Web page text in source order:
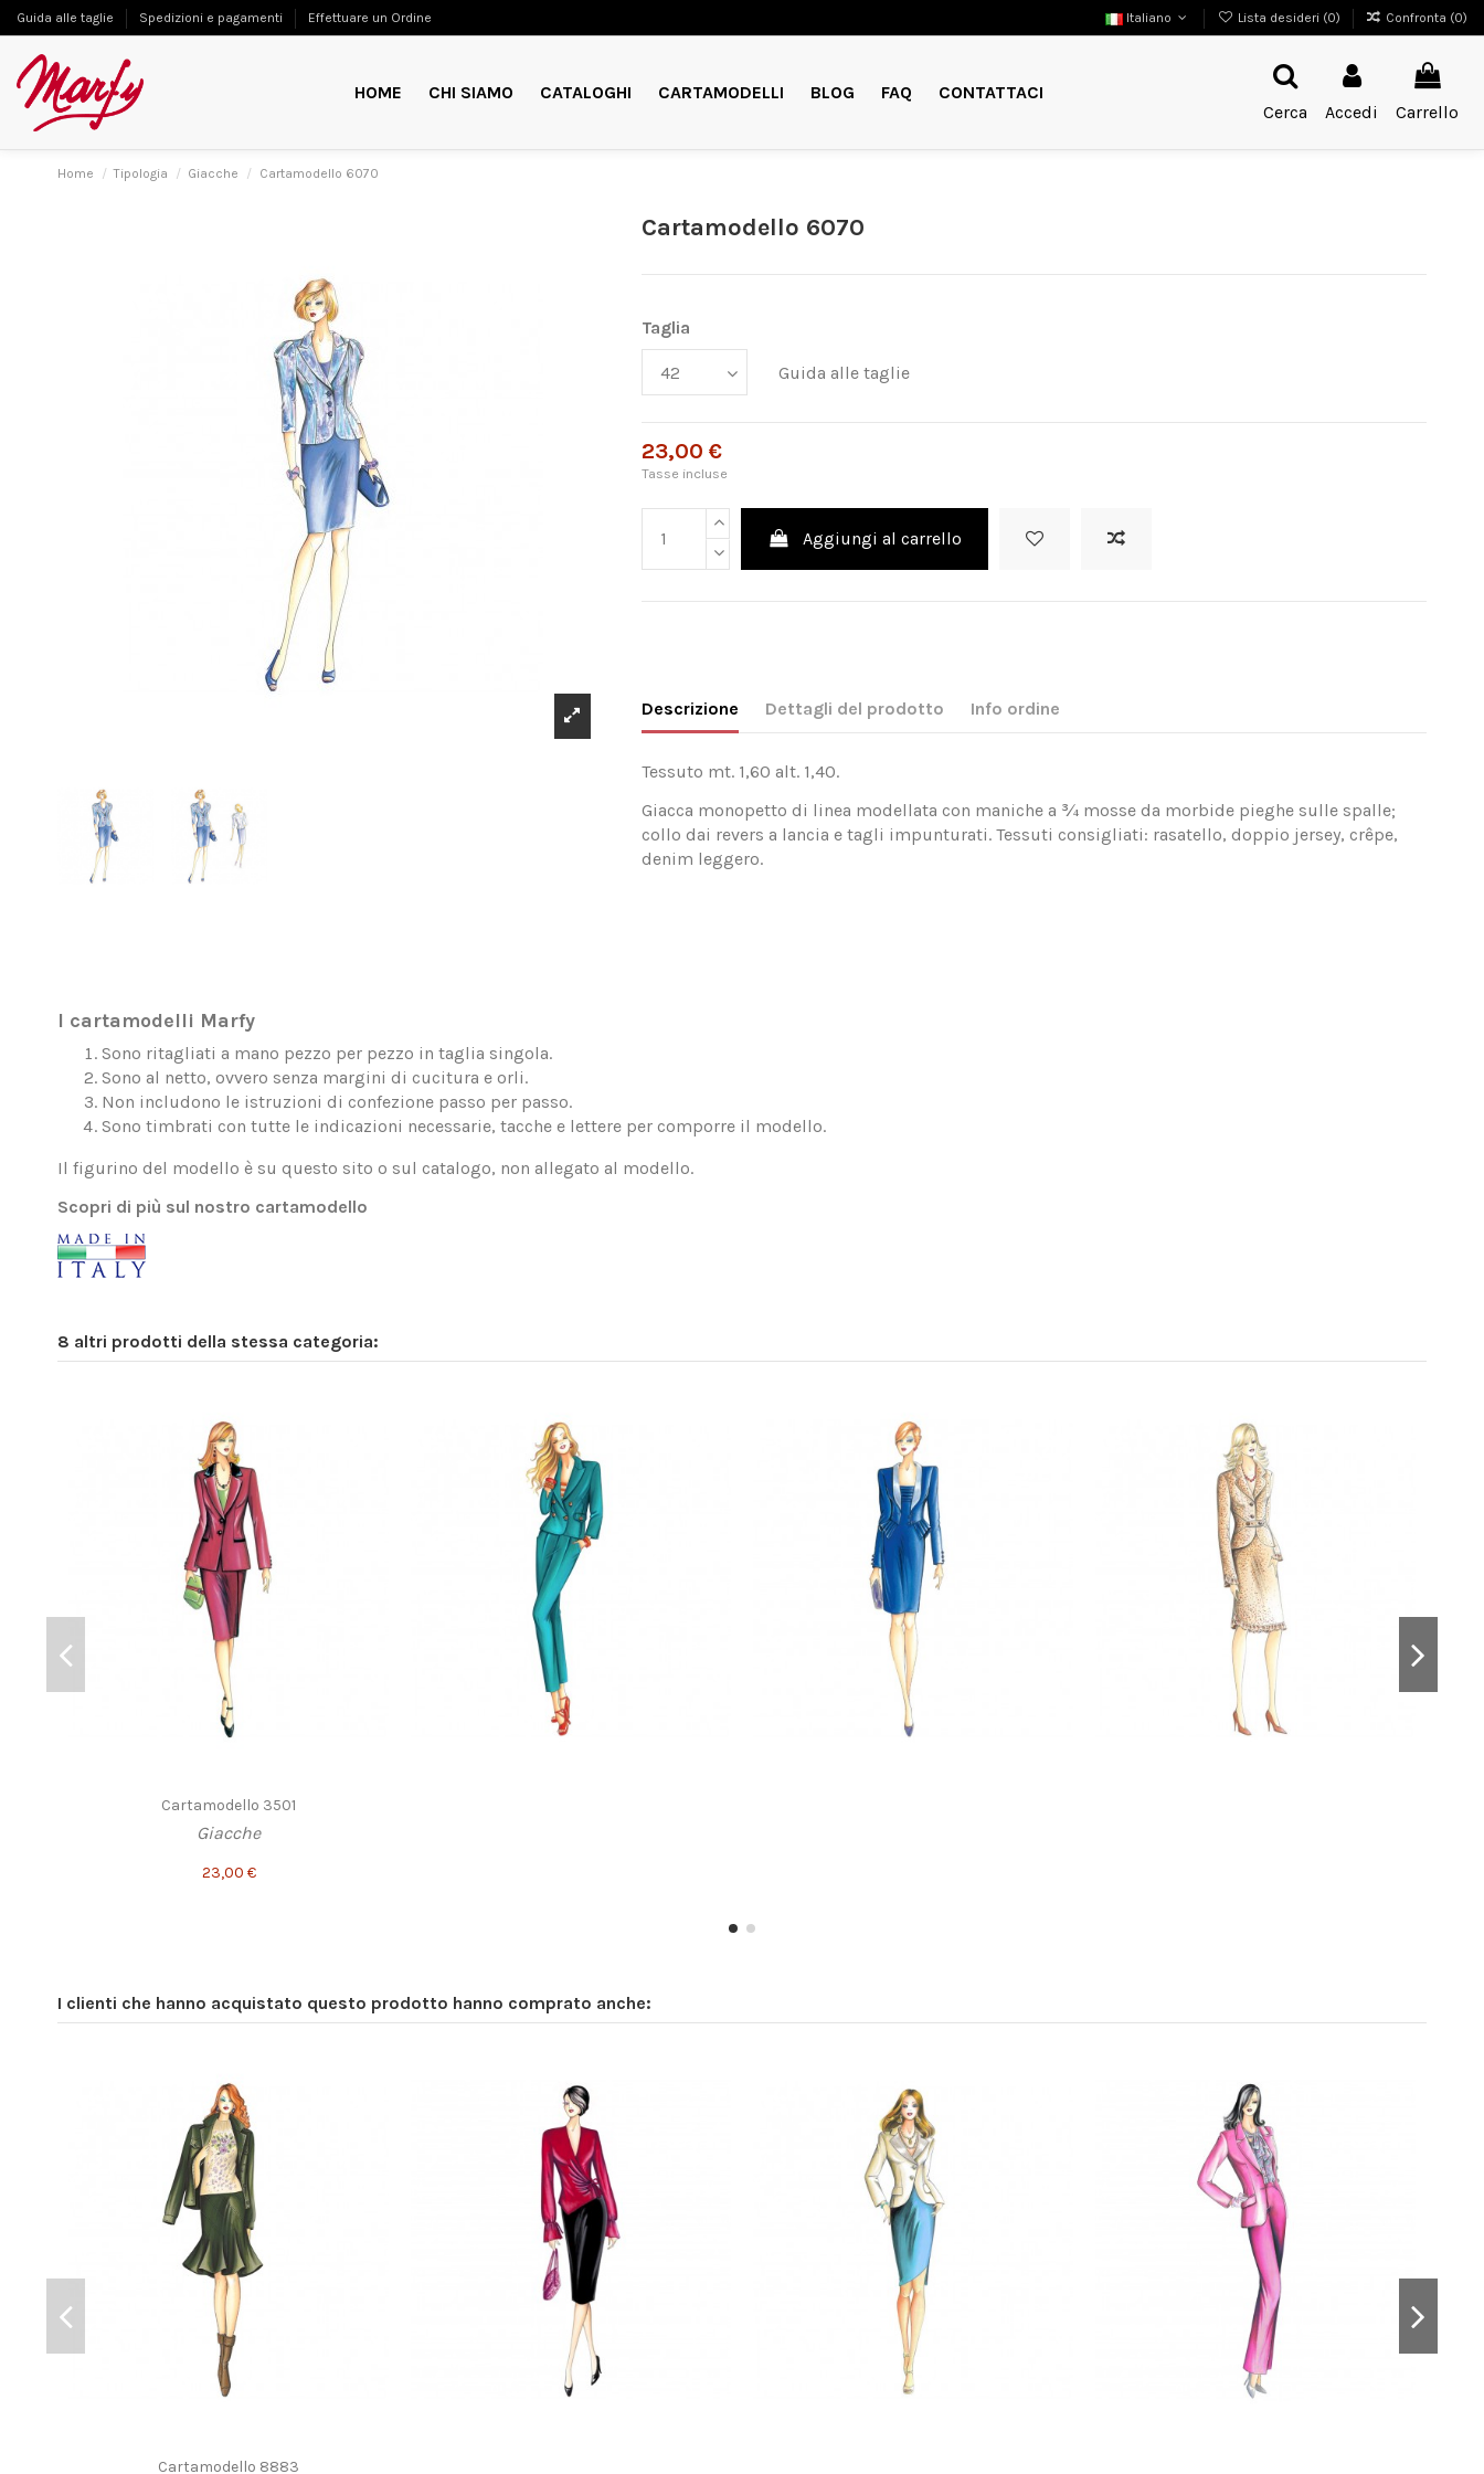
Guida alle taglie Spedizioni e pagamenti Effettuare un Ordine Italiano Lista desideri (0) Confronta (0)
HOME CHI SIAMO CATALOGHI CARTAMODELLI BLOG FAQ
CONTATTACI
Cerca
Accedi Carrello
Home Tipologia Giacche Cartamodello 6070
Cartamodello 6070
Taglia
Guida alle taglie
23,00 €
Tasse incluse
Aggiungi al carrello
Descrizione Dettagli del prodotto Info ordine
Tessuto mt. 1,60 alt. 1,40.
Giacca monopetto di linea modellata con maniche a ¾ mosse da morbide pieghe sulle spalle;
collo dai revers a lancia e tagli impunturati. Tessuti consigliati: rasatello, doppio jersey, crêpe,
denim leggero.
I cartamodelli Marfy
Sono ritagliati a mano pezzo per pezzo in taglia singola.
Sono al netto, ovvero senza margini di cucitura e orli.
Non includono le istruzioni di confezione passo per passo.
Sono timbrati con tutte le indicazioni necessarie, tacche e lettere per comporre il modello.
Il figurino del modello è su questo sito o sul catalogo, non allegato al modello.
Scopri di più sul nostro cartamodello
8 altri prodotti della stessa categoria:
Cartamodello 3501
Giacche
23,00 €
I clienti che hanno acquistato questo prodotto hanno comprato anche:
Cartamodello 8883